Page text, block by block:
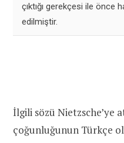
çıktığı gerekçesi ile önce
edilmiştir.
İlgili sözü Nietzsche’ye
çoğunluğunun Türkçe